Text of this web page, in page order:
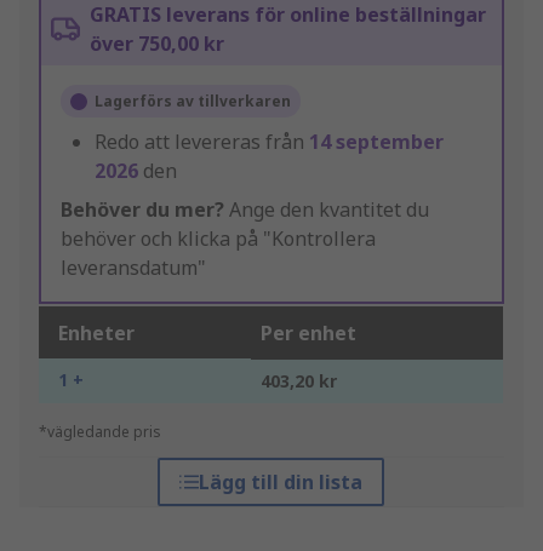
GRATIS leverans för online beställningar
över 750,00 kr
Lagerförs av tillverkaren
Redo att levereras från 14 september
2026 den
Behöver du mer? Ange den kvantitet du
behöver och klicka på "Kontrollera
leveransdatum"
Enheter Per enhet
1 + 403,20 kr
*vägledande pris
Lägg till din lista